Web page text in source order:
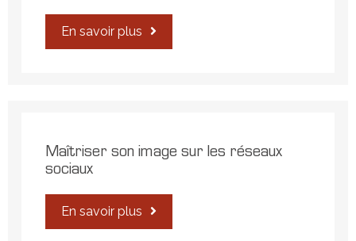
En savoir plus
Maîtriser son image sur les réseaux
sociaux
En savoir plus